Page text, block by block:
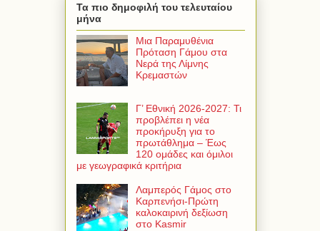
Τα πιο δημοφιλή του τελευταίου
μήνα
Μια Παραμυθένια
Πρόταση Γάμου στα
Νερά της Λίμνης
Κρεμαστών
Γ’ Εθνική 2026-2027: Τι
προβλέπει η νέα
προκήρυξη για το
πρωτάθλημα – Έως
120 ομάδες και όμιλοι
με γεωγραφικά κριτήρια
Λαμπερός Γάμος στο
Καρπενήσι-Πρώτη
καλοκαιρινή δεξίωση
στο Kasmir